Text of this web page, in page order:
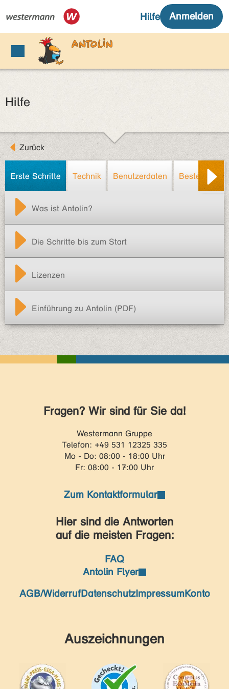
Hilfe
Zurück
Erste Schritte Technik Benutzerdaten Bestellung/
Was ist Antolin?
Die Schritte bis zum Start
Lizenzen
Einführung zu Antolin (PDF)